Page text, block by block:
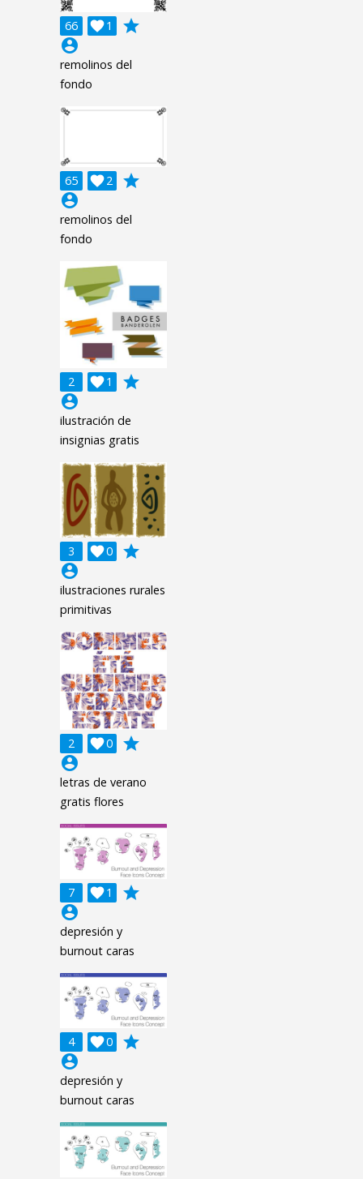
66 1

grade
account_circle
remolinos del
fondo
65 2

grade
account_circle
remolinos del
fondo
2 1

grade
account_circle
ilustración de
insignias gratis
3 0

grade
account_circle
ilustraciones rurales
primitivas
2 0

grade
account_circle
letras de verano
gratis flores
7 1

grade
account_circle
depresión y
burnout caras
4 0

grade
account_circle
depresión y
burnout caras